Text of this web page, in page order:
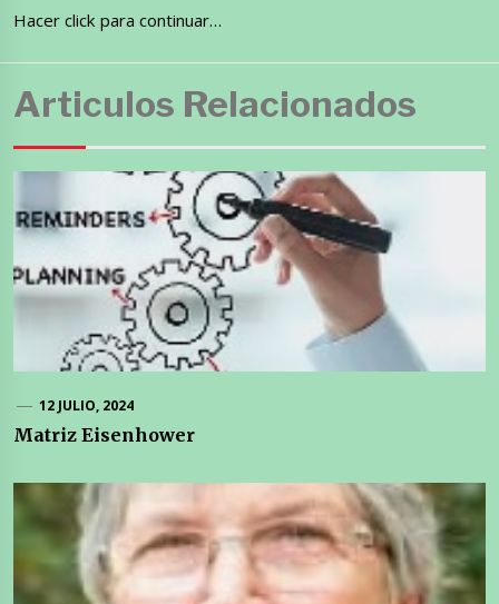
Hacer click para continuar…
Articulos Relacionados
12 JULIO, 2024
Matriz Eisenhower